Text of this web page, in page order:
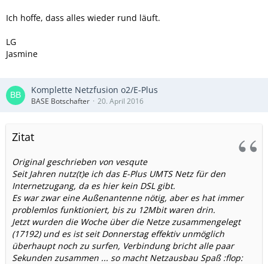
Ich hoffe, dass alles wieder rund läuft.
LG
Jasmine
Komplette Netzfusion o2/E-Plus
BASE Botschafter 20. April 2016
Zitat
Original geschrieben von vesqute
Seit Jahren nutz(t)e ich das E-Plus UMTS Netz für den
Internetzugang, da es hier kein DSL gibt.
Es war zwar eine Außenantenne nötig, aber es hat immer
problemlos funktioniert, bis zu 12Mbit waren drin.
Jetzt wurden die Woche über die Netze zusammengelegt
(17192) und es ist seit Donnerstag effektiv unmöglich
überhaupt noch zu surfen, Verbindung bricht alle paar
Sekunden zusammen ... so macht Netzausbau Spaß :flop: